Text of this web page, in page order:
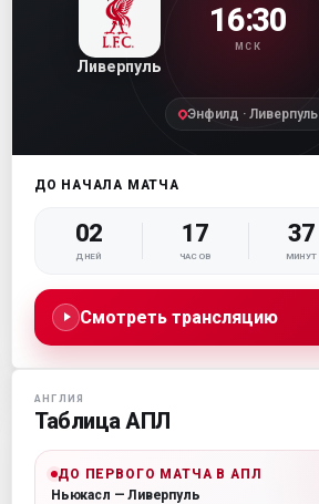
Ливерпуль
16:30
МСК
Энфилд · Ливерпуль
ДО НАЧАЛА МАТЧА
02
ДНЕЙ
17
ЧАСОВ
37
МИНУТ
Смотреть трансляцию
АНГЛИЯ
Таблица АПЛ
ДО ПЕРВОГО МАТЧА В АПЛ
Ньюкасл — Ливерпуль